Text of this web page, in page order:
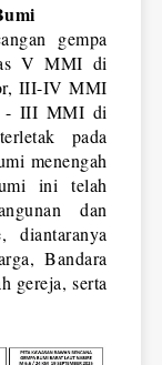
gempa
V MMI di
III-IV MMI
- III MMI di
pada
menengah
ini telah
dan
Bandara
gereja, serta